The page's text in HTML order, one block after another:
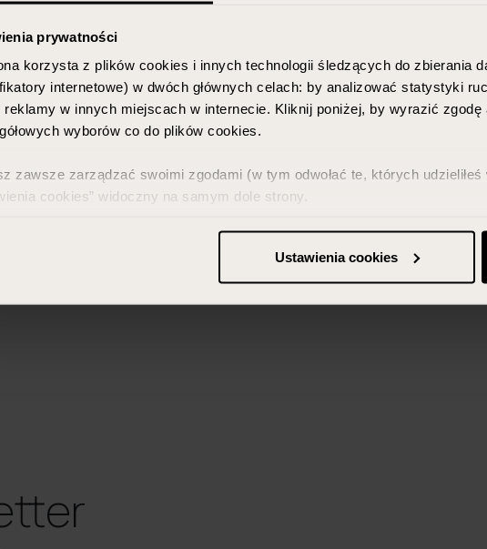
prywatności
korzysta z plików cookies i innych technologii śledzących do zbierania
internetowe) w dwóch głównych celach: by analizować statystyki
reklamy w innych miejscach w internecie. Kliknij poniżej, by wyrazić
wyborów co do plików cookies.
zawsze zarządzać swoimi zgodami (w tym odwołać te, których
cookies” widoczny na samym dole strony.
Ustawienia cookies
MINCER PHARMA
15 ml
32.99 PLN